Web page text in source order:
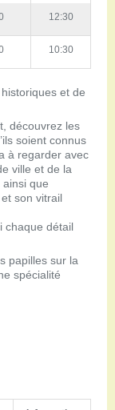
12:30
10:30
et de
découvrez les
soient connus
à regarder avec
ville et de la
ainsi que
son vitrail
chaque détail
papilles sur la
spécialité